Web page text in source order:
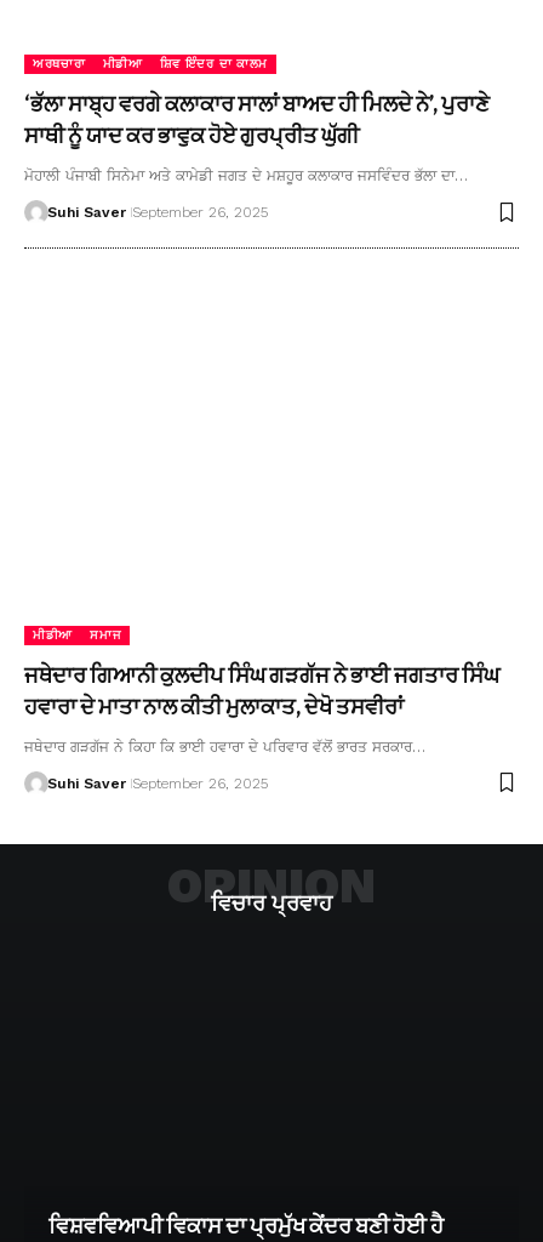
ਅਰਥਚਾਰਾ ਮੀਡੀਆ ਸ਼ਿਵ ਇੰਦਰ ਦਾ ਕਾਲਮ
‘ਭੱਲਾ ਸਾਬ੍ਹ ਵਰਗੇ ਕਲਾਕਾਰ ਸਾਲਾਂ ਬਾਅਦ ਹੀ ਮਿਲਦੇ ਨੇ’, ਪੁਰਾਣੇ
ਸਾਥੀ ਨੂੰ ਯਾਦ ਕਰ ਭਾਵੁਕ ਹੋਏ ਗੁਰਪ੍ਰੀਤ ਘੁੱਗੀ
ਮੋਹਾਲੀ ਪੰਜਾਬੀ ਸਿਨੇਮਾ ਅਤੇ ਕਾਮੇਡੀ ਜਗਤ ਦੇ ਮਸ਼ਹੂਰ ਕਲਾਕਾਰ ਜਸਵਿੰਦਰ ਭੱਲਾ ਦਾ…
Suhi Saver September 26, 2025
ਮੀਡੀਆ ਸਮਾਜ
ਜਥੇਦਾਰ ਗਿਆਨੀ ਕੁਲਦੀਪ ਸਿੰਘ ਗੜਗੱਜ ਨੇ ਭਾਈ ਜਗਤਾਰ ਸਿੰਘ
ਹਵਾਰਾ ਦੇ ਮਾਤਾ ਨਾਲ ਕੀਤੀ ਮੁਲਾਕਾਤ, ਦੇਖੋ ਤਸਵੀਰਾਂ
ਜਥੇਦਾਰ ਗੜਗੱਜ ਨੇ ਕਿਹਾ ਕਿ ਭਾਈ ਹਵਾਰਾ ਦੇ ਪਰਿਵਾਰ ਵੱਲੋਂ ਭਾਰਤ ਸਰਕਾਰ…
Suhi Saver September 26, 2025
ਵਿਚਾਰ ਪ੍ਰਵਾਹ
OPINION
ਵਿਸ਼ਵਵਿਆਪੀ ਵਿਕਾਸ ਦਾ ਪ੍ਰਮੁੱਖ ਕੇਂਦਰ ਬਣੀ ਹੋਈ ਹੈ